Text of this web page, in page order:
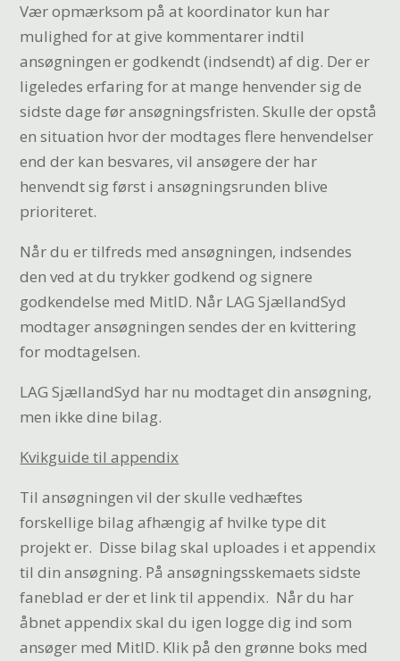
Vær opmærksom på at koordinator kun har
mulighed for at give kommentarer indtil
ansøgningen er godkendt (indsendt) af dig. Der er
ligeledes erfaring for at mange henvender sig de
sidste dage før ansøgningsfristen. Skulle der opstå
en situation hvor der modtages flere henvendelser
end der kan besvares, vil ansøgere der har
henvendt sig først i ansøgningsrunden blive
prioriteret.
Når du er tilfreds med ansøgningen, indsendes
den ved at du trykker godkend og signere
godkendelse med MitID. Når LAG SjællandSyd
modtager ansøgningen sendes der en kvittering
for modtagelsen.
LAG SjællandSyd har nu modtaget din ansøgning,
men ikke dine bilag.
Kvikguide til appendix
Til ansøgningen vil der skulle vedhæftes
forskellige bilag afhængig af hvilke type dit
projekt er. Disse bilag skal uploades i et appendix
til din ansøgning. På ansøgningsskemaets sidste
faneblad er der et link til appendix. Når du har
åbnet appendix skal du igen logge dig ind som
ansøger med MitID. Klik på den grønne boks med